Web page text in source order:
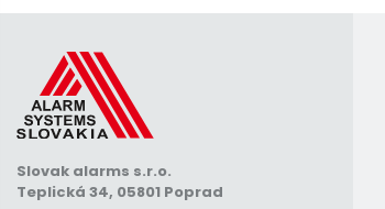
Slovak alarms s.r.o.
Teplická 34, 05801 Poprad